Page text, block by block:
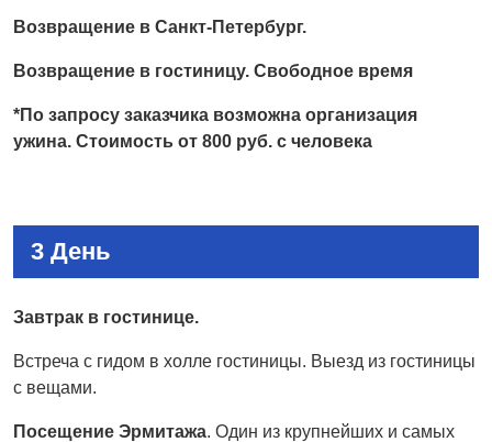
Возвращение в Санкт-Петербург.
Возвращение в гостиницу. Свободное время
*По запросу заказчика возможна организация
ужина. Стоимость от 800 руб. с человека
3 День
Завтрак в гостинице.
Встреча с гидом в холле гостиницы. Выезд из гостиницы
с вещами.
Посещение Эрмитажа. Один из крупнейших и самых